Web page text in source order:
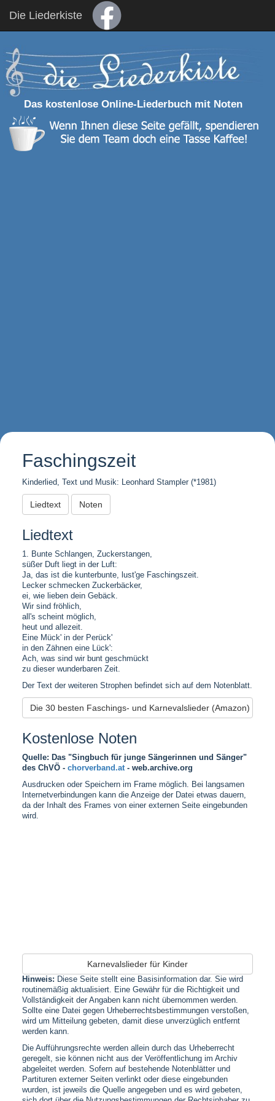
Die Liederkiste
Das kostenlose Online-Liederbuch mit Noten
Faschingszeit
Kinderlied, Text und Musik: Leonhard Stampler (*1981)
Liedtext Noten
Liedtext
1. Bunte Schlangen, Zuckerstangen,
süßer Duft liegt in der Luft:
Ja, das ist die kunterbunte, lust'ge Faschingszeit.
Lecker schmecken Zuckerbäcker,
ei, wie lieben dein Gebäck.
Wir sind fröhlich,
all's scheint möglich,
heut und allezeit.
Eine Mück' in der Perück'
in den Zähnen eine Lück':
Ach, was sind wir bunt geschmückt
zu dieser wunderbaren Zeit.
Der Text der weiteren Strophen befindet sich auf dem Notenblatt.
Die 30 besten Faschings- und Karnevalslieder (Amazon)
Kostenlose Noten
Quelle: Das "Singbuch für junge Sängerinnen und Sänger"
des ChVÖ - chorverband.at- web.archive.org
Ausdrucken oder Speichern im Frame möglich. Bei langsamen
Internetverbindungen kann die Anzeige der Datei etwas dauern,
da der Inhalt des Frames von einer externen Seite eingebunden
wird.
Karnevalslieder für Kinder
Hinweis: Diese Seite stellt eine Basisinformation dar. Sie wird
routinemäßig aktualisiert. Eine Gewähr für die Richtigkeit und
Vollständigkeit der Angaben kann nicht übernommen werden.
Sollte eine Datei gegen Urheberrechtsbestimmungen verstoßen,
wird um Mitteilung gebeten, damit diese unverzüglich entfernt
werden kann.
Die Aufführungsrechte werden allein durch das Urheberrecht
geregelt, sie können nicht aus der Veröffentlichung im Archiv
abgeleitet werden. Sofern auf bestehende Notenblätter und
Partituren externer Seiten verlinkt oder diese eingebunden
wurden, ist jeweils die Quelle angegeben und es wird gebeten,